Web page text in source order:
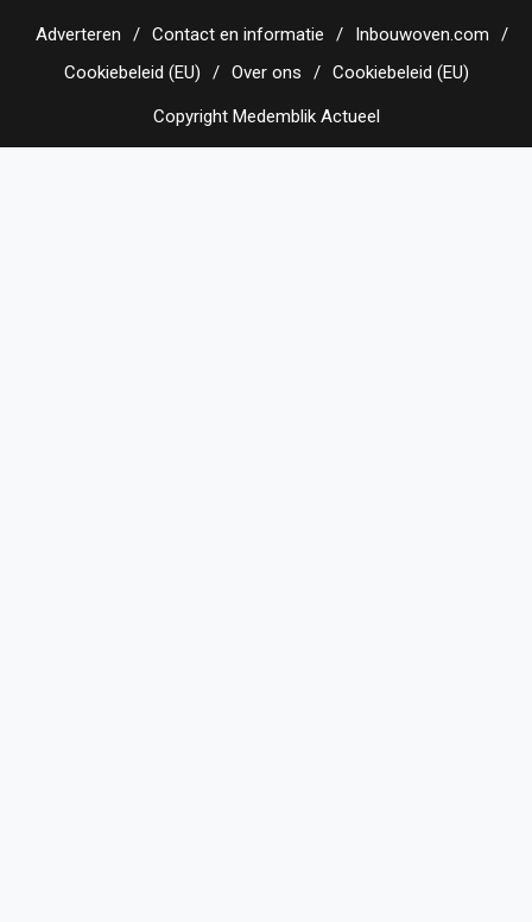
Adverteren Contact en informatie
Inbouwoven.com
Cookiebeleid (EU)
Over ons Cookiebeleid (EU)
Copyright Medemblik Actueel